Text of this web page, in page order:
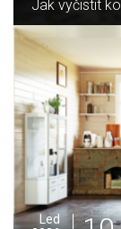
Jak sušit
Pro